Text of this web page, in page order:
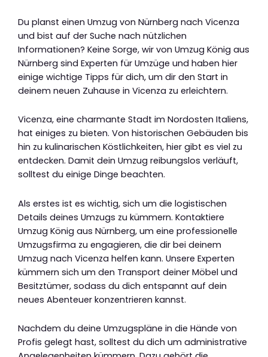
Du planst einen Umzug von Nürnberg nach Vicenza
und bist auf der Suche nach nützlichen
Informationen? Keine Sorge, wir von Umzug König aus
Nürnberg sind Experten für Umzüge und haben hier
einige wichtige Tipps für dich, um dir den Start in
deinem neuen Zuhause in Vicenza zu erleichtern.
Vicenza, eine charmante Stadt im Nordosten Italiens,
hat einiges zu bieten. Von historischen Gebäuden bis
hin zu kulinarischen Köstlichkeiten, hier gibt es viel zu
entdecken. Damit dein Umzug reibungslos verläuft,
solltest du einige Dinge beachten.
Als erstes ist es wichtig, sich um die logistischen
Details deines Umzugs zu kümmern. Kontaktiere
Umzug König aus Nürnberg, um eine professionelle
Umzugsfirma zu engagieren, die dir bei deinem
Umzug nach Vicenza helfen kann. Unsere Experten
kümmern sich um den Transport deiner Möbel und
Besitztümer, sodass du dich entspannt auf dein
neues Abenteuer konzentrieren kannst.
Nachdem du deine Umzugspläne in die Hände von
Profis gelegt hast, solltest du dich um administrative